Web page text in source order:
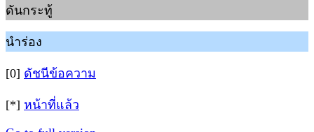
ดันกระทู้
นำร่อง
[0] ดัชนีข้อความ
[*] หน้าที่แล้ว